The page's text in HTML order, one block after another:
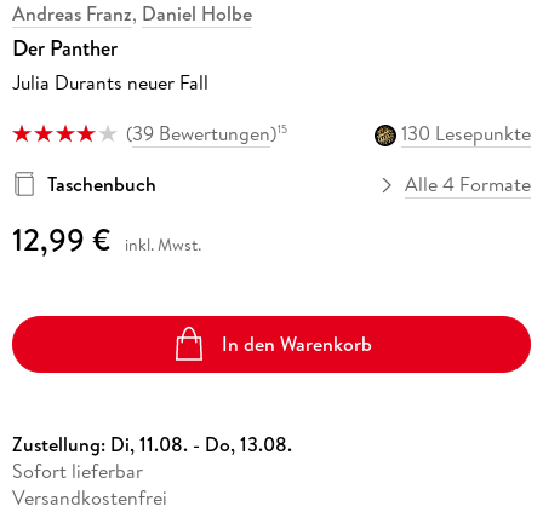
Andreas Franz, Daniel Holbe
Der Panther
Julia Durants neuer Fall
(39 Bewertungen)15
130 Lesepunkte
Taschenbuch
Alle 4 Formate
12,99 € inkl. Mwst.
In den Warenkorb
Zustellung: Di, 11.08. - Do, 13.08.
Sofort lieferbar
Versandkostenfrei